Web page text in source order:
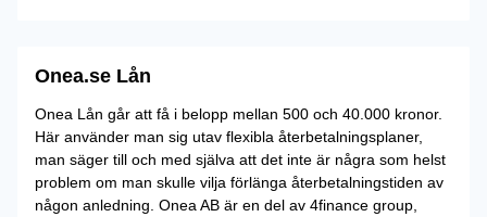
Onea.se Lån
Onea Lån går att få i belopp mellan 500 och 40.000 kronor.
Här använder man sig utav flexibla återbetalningsplaner,
man säger till och med själva att det inte är några som helst
problem om man skulle vilja förlänga återbetalningstiden av
någon anledning. Onea AB är en del av 4finance group,